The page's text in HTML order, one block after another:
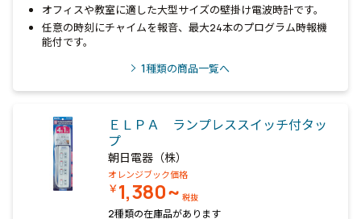
オフィスや教室に適した大型サイズの壁掛け電波時計です。
任意の時刻にチャイムを報音、最大24本のプログラム時報機
能付です。
1種類の商品一覧へ
ＥＬＰＡ ランプレススイッチ付タッ
プ
朝日電器（株）
オレンジブック価格
￥1,380~ 税抜
2種類の在庫品があります